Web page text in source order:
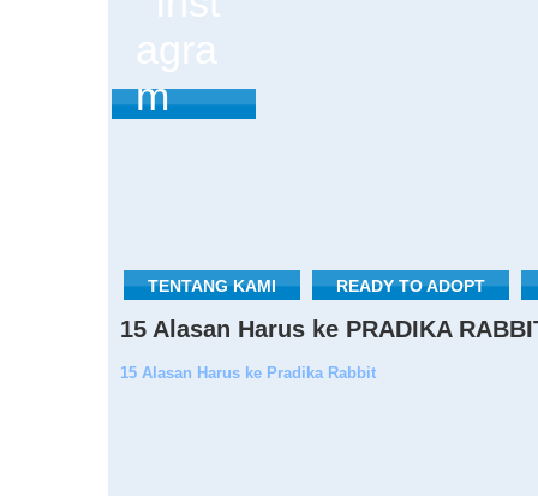
TENTANG KAMI READY TO ADOPT
15 Alasan Harus ke PRADIKA
15 Alasan Harus ke Pradika Rabbit